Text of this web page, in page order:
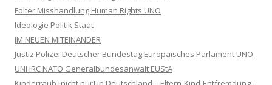
Folter Misshandlung Human Rights UNO
Ideologie Politik Staat
IM NEUEN MITEINANDER
Justiz Polizei Deutscher Bundestag Europäisches Parlament UNO
UNHRC NATO Generalbundesanwalt EUStA